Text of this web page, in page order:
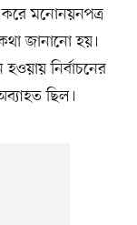
করে মনোনয়নপত্র
জানানো হয়।
নির্বাচনের
ছিল।